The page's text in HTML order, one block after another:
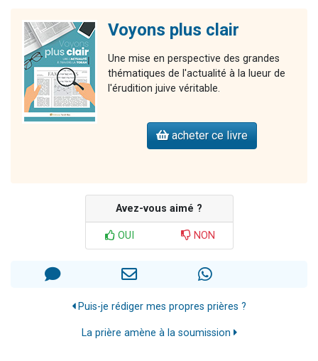
Voyons plus clair
Une mise en perspective des grandes
thématiques de l'actualité à la lueur de
l'érudition juive véritable.
acheter ce livre
Avez-vous aimé ?
OUI NON
Puis-je rédiger mes propres prières ?
La prière amène à la soumission